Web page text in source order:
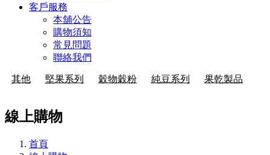
客戶服務
本舖公告
購物須知
常見問題
聯絡我們
其他 堅果系列 穀物穀粉 純豆系列 果乾製品
線上購物
首頁